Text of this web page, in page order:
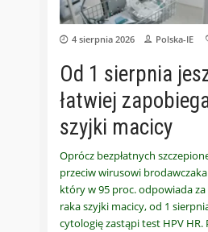
4 sierpnia 2026 Polska-IE
Od 1 sierpnia
łatwiej
szyjki macicy
Oprócz bezpłatnych
przeciw wirusowi
który w 95 proc. odpowiada
raka szyjki macicy, od 1
cytologię zastąpi test HPV HR.